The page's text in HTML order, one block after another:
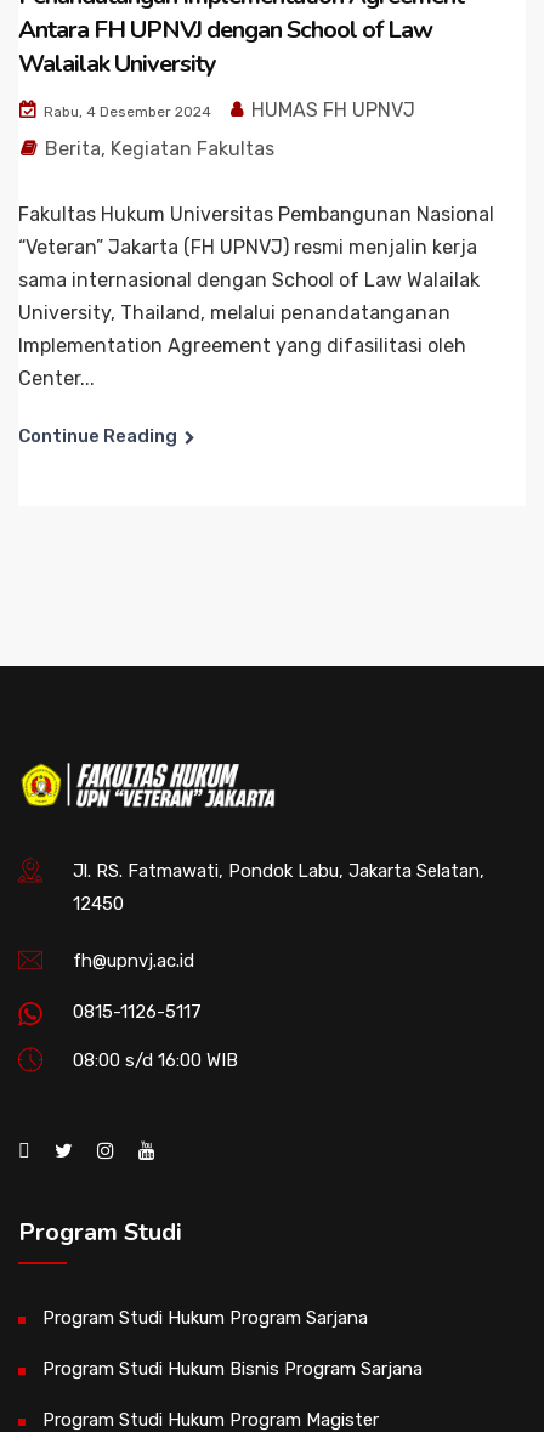
Antara FH UPNVJ dengan School of Law
Walailak University
Rabu, 4 Desember 2024
HUMAS FH UPNVJ
Berita, Kegiatan Fakultas
Fakultas Hukum Universitas Pembangunan Nasional
“Veteran” Jakarta (FH UPNVJ) resmi menjalin kerja
sama internasional dengan School of Law Walailak
University, Thailand, melalui penandatanganan
Implementation Agreement yang difasilitasi oleh
Center...
Continue Reading
Jl. RS. Fatmawati, Pondok Labu, Jakarta Selatan,
12450
fh@upnvj.ac.id
0815-1126-5117
08:00 s/d 16:00 WIB
Program Studi
Program Studi Hukum Program Sarjana
Program Studi Hukum Bisnis Program Sarjana
Program Studi Hukum Program Magister